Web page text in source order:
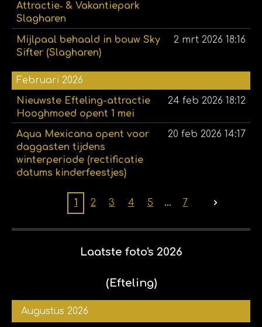
Attractie‑ & Vakantiepark
Slagharen
Mijlpaal behaald in bouw Sky
Sifter (Slagharen)
2 mrt 2026 18:16
Februari 2026
Nieuwste Efteling-attractie
Hooghmoed opent 1 mei
24 feb 2026 18:12
Aqua Mexicana opent voor
daggasten tijdens
winterperiode (rectificatie
datums kinderfeestjes)
20 feb 2026 14:17
1 2 3 4 5 7
Laatste foto's 2026
(Efteling)
Augustus 2026